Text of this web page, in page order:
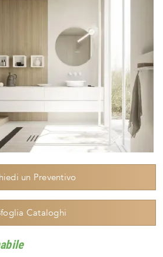
un Preventivo
Cataloghi